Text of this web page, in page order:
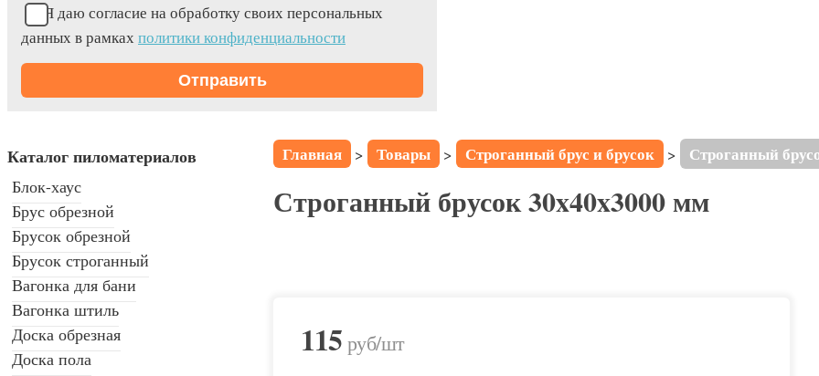
Я даю согласие на обработку своих персональных
данных в рамках политики конфиденциальности
Каталог пиломатериалов
Блок-хаус
Брус обрезной
Брусок обрезной
Брусок строганный
Вагонка для бани
Вагонка штиль
Доска обрезная
Доска пола
Главная > Товары > Строганный брус и брусок > Строганный
Строганный брусок 30x40x3000 мм
115 руб/шт